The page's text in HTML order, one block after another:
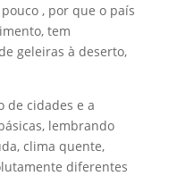
, por que o país
tem
geleiras à deserto,
de cidades e a
lembrando
clima quente,
diferentes